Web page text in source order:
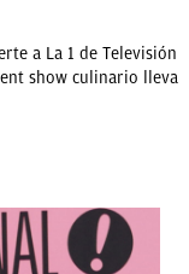
a La 1 de Televisión
show culinario lleva